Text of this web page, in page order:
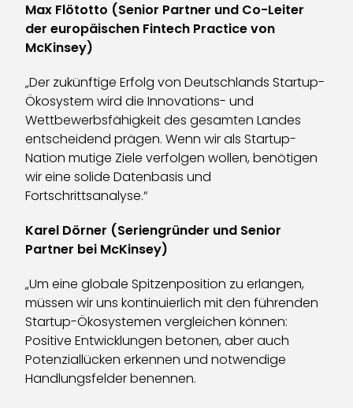
Max Flötotto (Senior Partner und Co-Leiter
der europäischen Fintech Practice von
McKinsey)
„Der zukünftige Erfolg von Deutschlands Startup-
Ökosystem wird die Innovations- und
Wettbewerbsfähigkeit des gesamten Landes
entscheidend prägen. Wenn wir als Startup-
Nation mutige Ziele verfolgen wollen, benötigen
wir eine solide Datenbasis und
Fortschrittsanalyse.“
Karel Dörner (Seriengründer und Senior
Partner bei McKinsey)
„Um eine globale Spitzenposition zu erlangen,
müssen wir uns kontinuierlich mit den führenden
Startup-Ökosystemen vergleichen können:
Positive Entwicklungen betonen, aber auch
Potenziallücken erkennen und notwendige
Handlungsfelder benennen.